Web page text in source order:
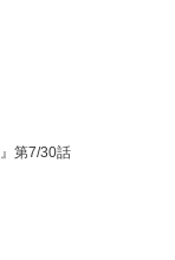
』第7/30話